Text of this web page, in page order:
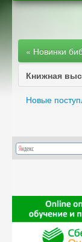
« Новинки
Книжная
Новые